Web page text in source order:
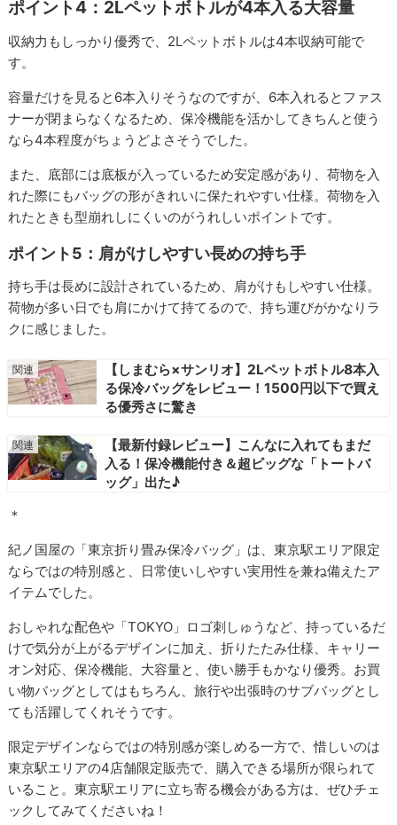
ポイント4：2Lペットボトルが4本入る大容量
収納力もしっかり優秀で、2Lペットボトルは4本収納可能で
す。
容量だけを見ると6本入りそうなのですが、6本入れるとファス
ナーが閉まらなくなるため、保冷機能を活かしてきちんと使う
なら4本程度がちょうどよさそうでした。
また、底部には底板が入っているため安定感があり、荷物を入
れた際にもバッグの形がきれいに保たれやすい仕様。荷物を入
れたときも型崩れしにくいのがうれしいポイントです。
ポイント5：肩がけしやすい長めの持ち手
持ち手は長めに設計されているため、肩がけもしやすい仕様。
荷物が多い日でも肩にかけて持てるので、持ち運びがかなりラ
クに感じました。
【しまむら×サンリオ】2Lペットボトル8本入
る保冷バッグをレビュー！1500円以下で買え
る優秀さに驚き
【最新付録レビュー】こんなに入れてもまだ
入る！保冷機能付き＆超ビッグな「トートバ
ッグ」出た♪
＊
紀ノ国屋の「東京折り畳み保冷バッグ」は、東京駅エリア限定
ならではの特別感と、日常使いしやすい実用性を兼ね備えたア
イテムでした。
おしゃれな配色や「TOKYO」ロゴ刺しゅうなど、持っているだ
けで気分が上がるデザインに加え、折りたたみ仕様、キャリー
オン対応、保冷機能、大容量と、使い勝手もかなり優秀。お買
い物バッグとしてはもちろん、旅行や出張時のサブバッグとし
ても活躍してくれそうです。
限定デザインならではの特別感が楽しめる一方で、惜しいのは
東京駅エリアの4店舗限定販売で、購入できる場所が限られて
いること。東京駅エリアに立ち寄る機会がある方は、ぜひチェ
ックしてみてくださいね！